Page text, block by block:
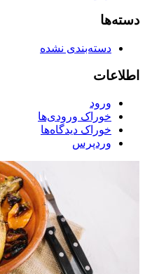
دسته‌ها
دسته‌بندی نشده
اطلاعات
ورود
خوراک ورودی‌ها
خوراک دیدگاه‌ها
وردپرس